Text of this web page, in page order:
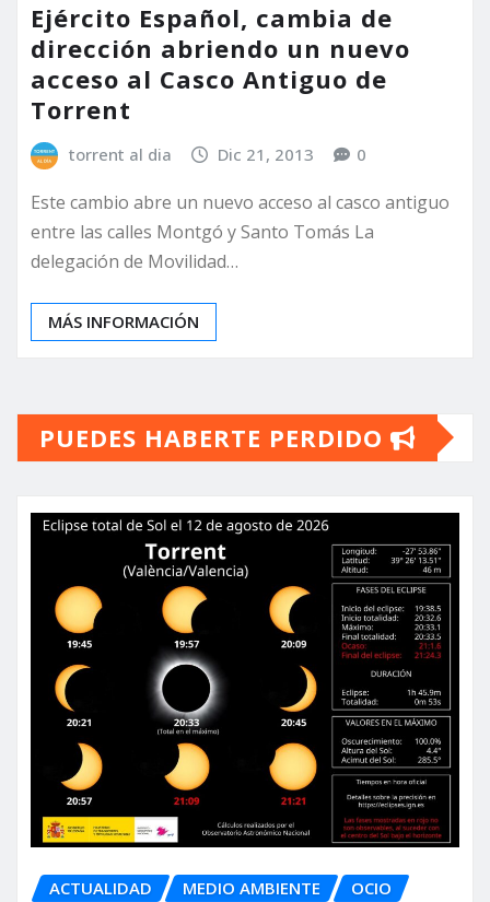
Ejército Español, cambia de
dirección abriendo un nuevo
acceso al Casco Antiguo de
Torrent
torrent al dia Dic 21, 2013 0
Este cambio abre un nuevo acceso al casco antiguo
entre las calles Montgó y Santo Tomás La
delegación de Movilidad…
MÁS INFORMACIÓN
PUEDES HABERTE PERDIDO
ACTUALIDAD MEDIO AMBIENTE OCIO